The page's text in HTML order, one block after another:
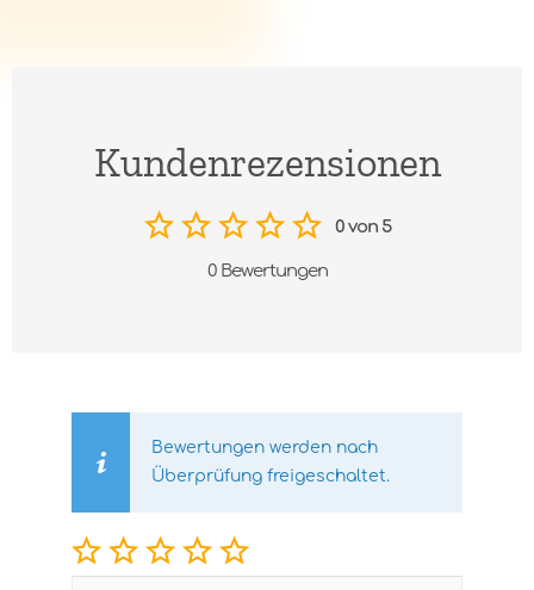
Kundenrezensionen
0 von 5
0 Bewertungen
Bewertungen werden nach
Überprüfung freigeschaltet.